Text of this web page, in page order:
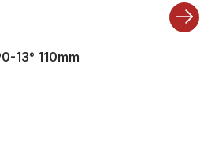
13° 110mm